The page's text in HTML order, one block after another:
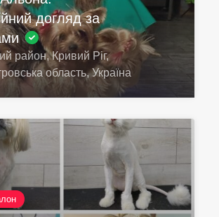
догляд за
район, Кривий Ріг,
область, Україна